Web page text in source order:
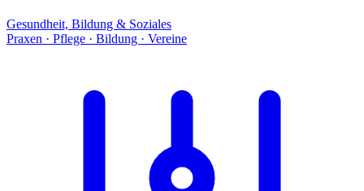
Gesundheit, Bildung & Soziales
Praxen · Pflege · Bildung · Vereine